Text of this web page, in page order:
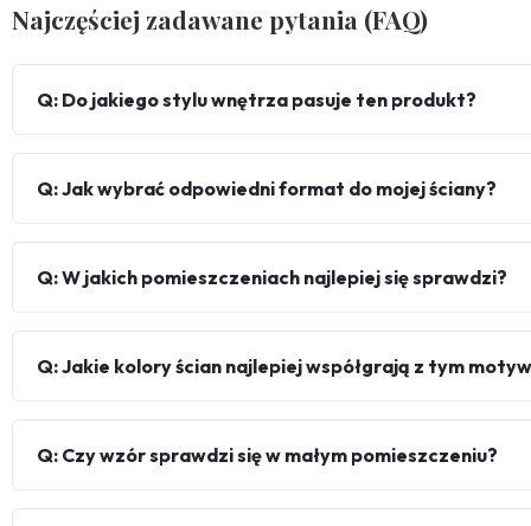
Najczęściej zadawane pytania (FAQ)
Q: Do jakiego stylu wnętrza pasuje ten produkt?
Q: Jak wybrać odpowiedni format do mojej ściany?
Q: W jakich pomieszczeniach najlepiej się sprawdzi?
Q: Jakie kolory ścian najlepiej współgrają z tym
Q: Czy wzór sprawdzi się w małym pomieszczeniu?